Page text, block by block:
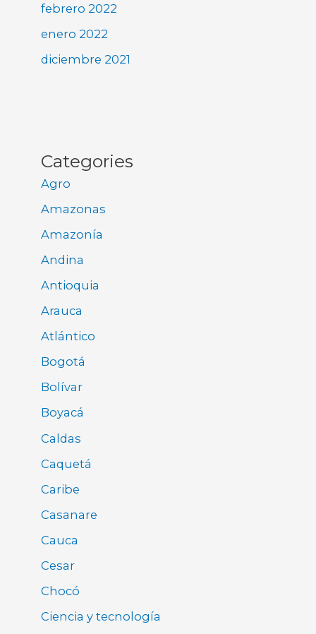
febrero 2022
enero 2022
diciembre 2021
Categories
Agro
Amazonas
Amazonía
Andina
Antioquia
Arauca
Atlántico
Bogotá
Bolívar
Boyacá
Caldas
Caquetá
Caribe
Casanare
Cauca
Cesar
Chocó
Ciencia y tecnología